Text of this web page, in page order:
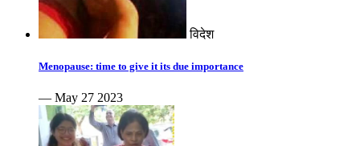
विदेश
Menopause: time to give it its due importance
— May 27 2023